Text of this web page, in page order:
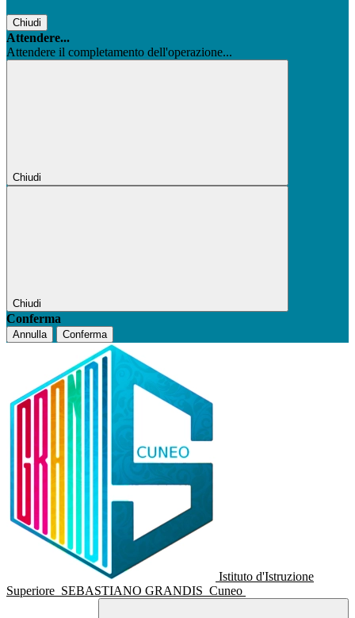
Chiudi
Attendere...
Attendere il completamento dell'operazione...
Chiudi
Chiudi
Conferma
Annulla Conferma
Istituto d'Istruzione
Superiore SEBASTIANO GRANDIS Cuneo